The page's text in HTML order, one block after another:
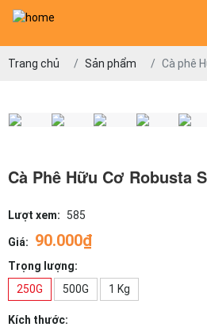
Trang chủ Sản phẩm Cà phê
Cà Phê Hữu Cơ Robusta
Lượt xem: 585
Giá: 90.000₫
Trọng lượng:
250G
500G 1 Kg
Kích thước: